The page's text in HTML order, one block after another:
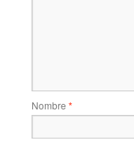
Nombre *